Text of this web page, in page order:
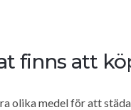
finns att
olika medel för att